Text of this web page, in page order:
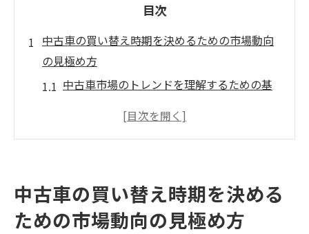
目次
中古車の買い替え時期を決めるための市場動向
の見極め方
中古車市場のトレンドを理解するための基
需要と供給のバランスを把握する方法
中古車購入に有利なタイミングを見つける
異なる地域の市場動向を比較するポイント
中古車の買い替え時期を決める
ための市場動向の見極め方